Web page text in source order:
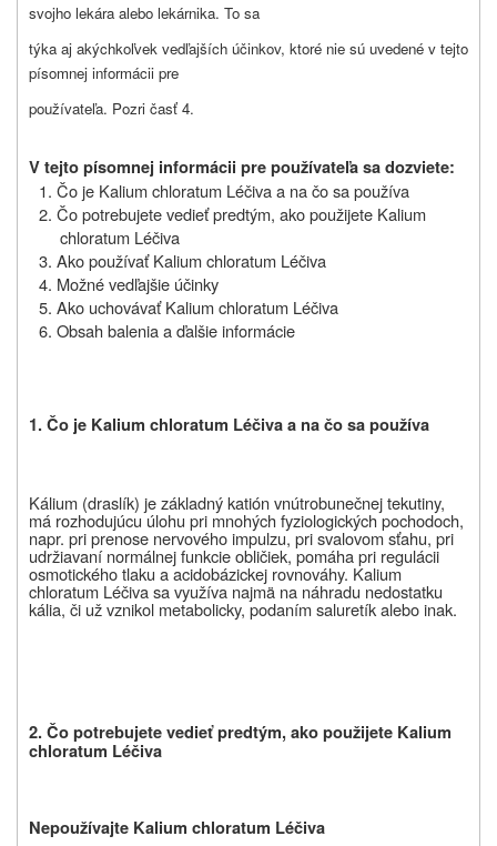
svojho lekára alebo lekárnika. To sa
týka aj akýchkoľvek vedľajších účinkov, ktoré nie sú uvedené v tejto
písomnej informácii pre
používateľa. Pozri časť 4.
V tejto písomnej informácii pre používateľa sa dozviete:
1. Čo je Kalium chloratum Léčiva a na čo sa používa
2. Čo potrebujete vedieť predtým, ako použijete Kalium
chloratum Léčiva
3. Ako používať Kalium chloratum Léčiva
4. Možné vedľajšie účinky
5. Ako uchovávať Kalium chloratum Léčiva
6. Obsah balenia a ďalšie informácie
1. Čo je Kalium chloratum Léčiva a na čo sa používa
Kálium (draslík) je základný katión vnútrobunečnej tekutiny,
má rozhodujúcu úlohu pri mnohých fyziologických pochodoch,
napr. pri prenose nervového impulzu, pri svalovom sťahu, pri
udržiavaní normálnej funkcie obličiek, pomáha pri regulácii
osmotického tlaku a acidobázickej rovnováhy. Kalium
chloratum Léčiva sa využíva najmä na náhradu nedostatku
kália, či už vznikol metabolicky, podaním saluretík alebo inak.
2. Čo potrebujete vedieť predtým, ako použijete Kalium
chloratum Léčiva
Nepoužívajte Kalium chloratum Léčiva